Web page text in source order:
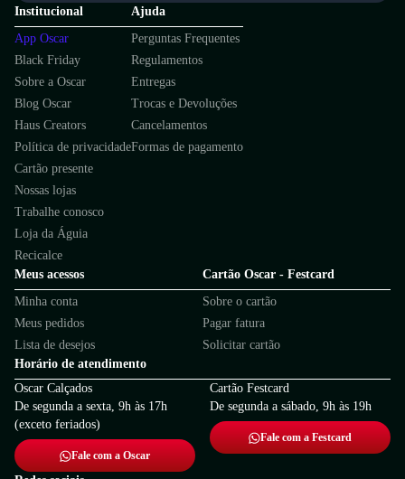
Institucional
App Oscar
Black Friday
Sobre a Oscar
Blog Oscar
Haus Creators
Política de privacidade
Cartão presente
Nossas lojas
Trabalhe conosco
Loja da Águia
Recicalce
Ajuda
Perguntas Frequentes
Regulamentos
Entregas
Trocas e Devoluções
Cancelamentos
Formas de pagamento
Meus acessos
Minha conta
Meus pedidos
Lista de desejos
Cartão Oscar - Festcard
Sobre o cartão
Pagar fatura
Solicitar cartão
Horário de atendimento
Oscar Calçados
De segunda a sexta, 9h às 17h
(exceto feriados)
Fale com a Oscar
Cartão Festcard
De segunda a sábado, 9h às 19h
Fale com a Festcard